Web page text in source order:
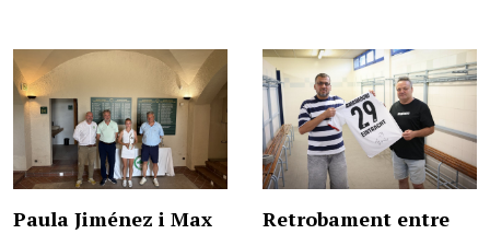
Paula Jiménez i Max
Retrobament entre